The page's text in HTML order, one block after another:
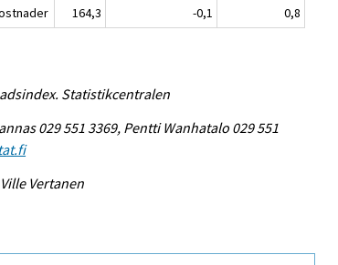
164,3 -0,1 0,8
Statistikcentralen
029 551 3369, Pentti Wanhatalo 029 551
Vertanen